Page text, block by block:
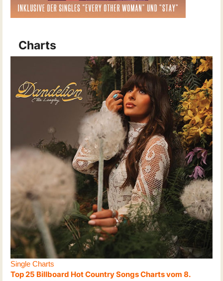
Charts
Single Charts
Top 25 Billboard Hot Country Songs Charts vom 8.